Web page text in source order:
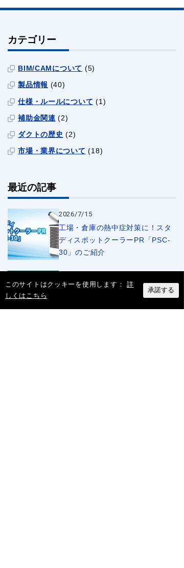
カテゴリー
BIM/CAMについて (5)
製品情報 (40)
仕様・ルールについて (1)
補助金関連 (2)
ダクトの歴史 (2)
市場・業界について (18)
最近の記事
工場・倉庫の熱中症対策に！スタ
ディスポットクーラーPR「PSC-
30」のご紹介
2026/7/15
【新商品】《高耐久で穴あけ作業
このサイトはクッキーを使用します： 詳
しくはこちら
承諾する